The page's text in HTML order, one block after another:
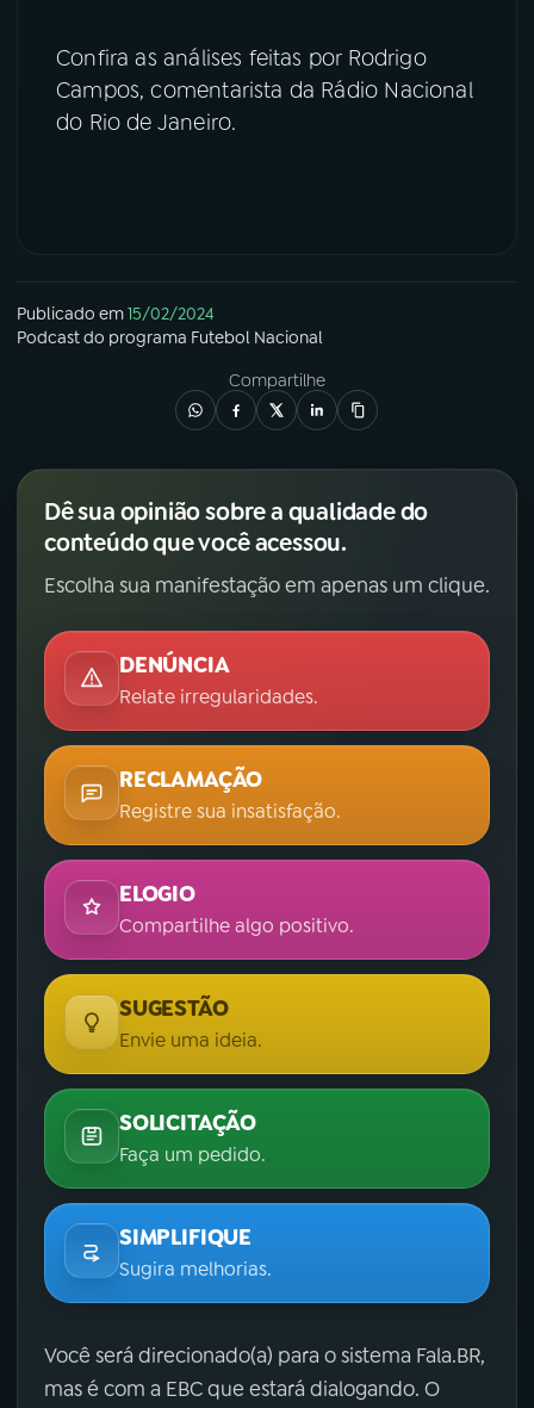
TikTok
Confira as análises feitas por Rodrigo
Campos, comentarista da Rádio Nacional
do Rio de Janeiro.
Publicado em15/02/2024
Podcastdo programa Futebol Nacional
Compartilhe
Dê sua opinião sobre a qualidade do
conteúdo que você acessou.
Escolha sua manifestação em apenas um clique.
DENÚNCIA
Relate irregularidades.
RECLAMAÇÃO
Registre sua insatisfação.
ELOGIO
Compartilhe algo positivo.
SUGESTÃO
Envie uma ideia.
SOLICITAÇÃO
Faça um pedido.
SIMPLIFIQUE
Sugira melhorias.
Você será direcionado(a) para o sistema Fala.BR,
mas é com a EBC que estará dialogando. O